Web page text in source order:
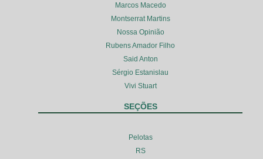
Marcos Macedo
Montserrat Martins
Nossa Opinião
Rubens Amador Filho
Said Anton
Sérgio Estanislau
Vivi Stuart
SEÇÕES
Pelotas
RS